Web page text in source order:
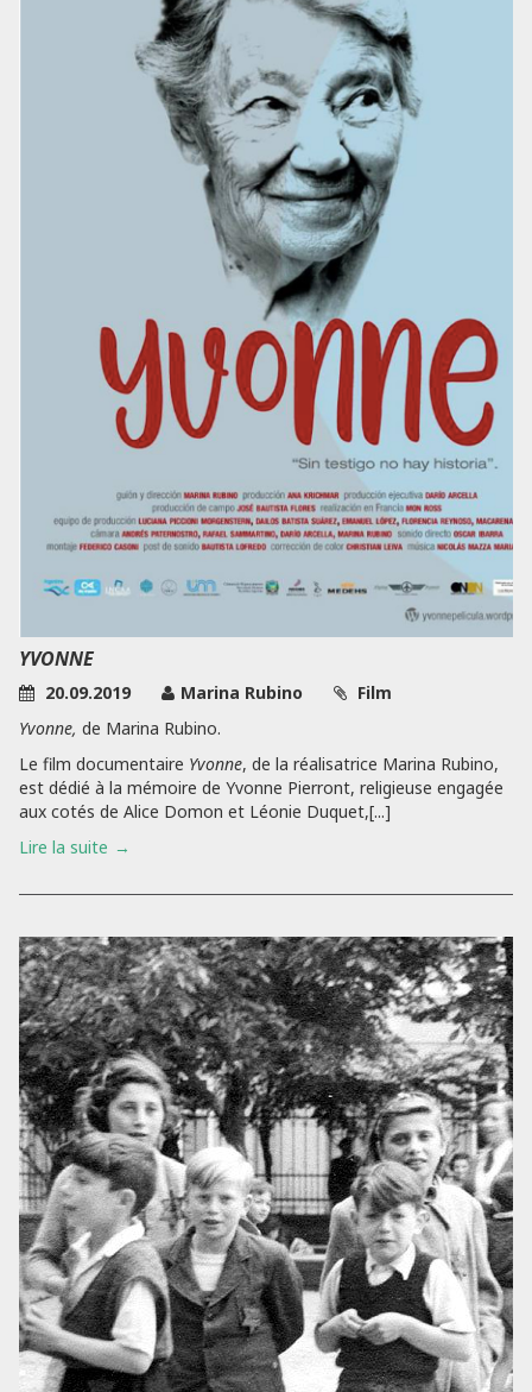
YVONNE
20.09.2019 Marina Rubino
Film
Yvonne, de Marina Rubino.
Le film documentaire Yvonne, de la réalisatrice Marina Rubino,
est dédié à la mémoire de Yvonne Pierront, religieuse engagée
aux cotés de Alice Domon et Léonie Duquet,[...]
Lire la suite